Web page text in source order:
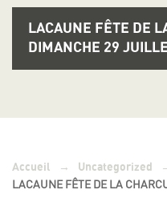
LACAUNE FÊTE DE
DIMANCHE 29
Accueil → Uncategorized
LACAUNE FÊTE DE LA